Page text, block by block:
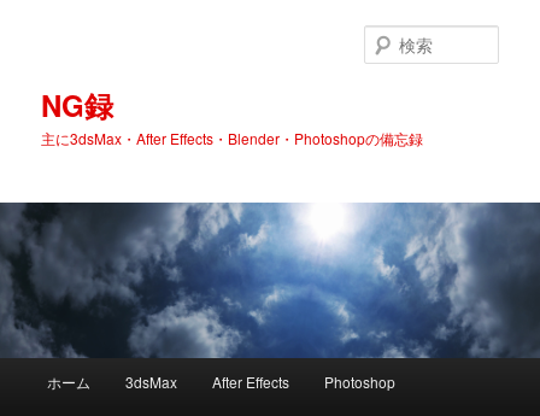
NG録
主に3dsMax・After Effects・Blender・Photoshopの備忘録
索
メ
サ
ホーム 3dsMax After Effects Photoshop